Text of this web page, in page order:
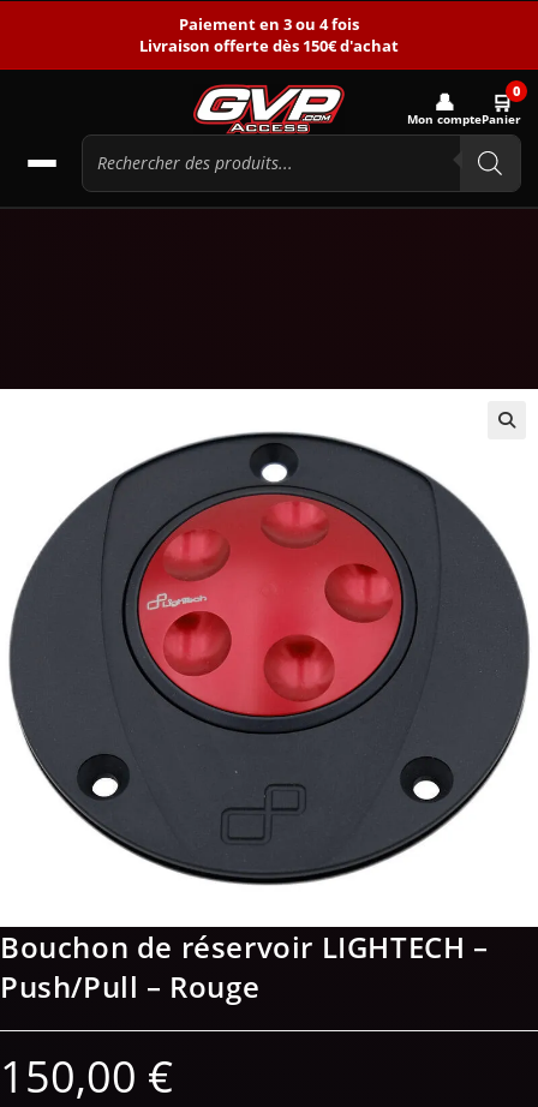
Paiement en 3 ou 4 fois
Livraison offerte dès 150€ d'achat
👤
Mon compte
🛒0
Panier
Bouchon de réservoir LIGHTECH –
Push/Pull – Rouge
150,00 €